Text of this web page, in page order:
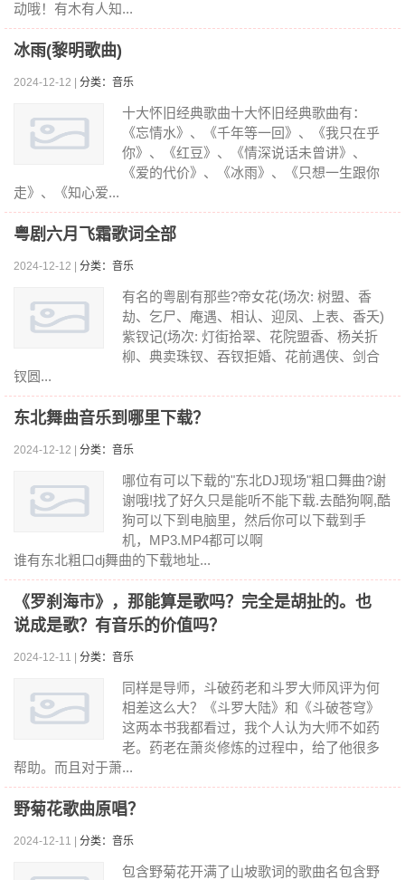
动哦！有木有人知...
冰雨(黎明歌曲)
2024-12-12 | 分类：音乐
十大怀旧经典歌曲十大怀旧经典歌曲有：
《忘情水》、《千年等一回》、《我只在乎
你》、《红豆》、《情深说话未曾讲》、
《爱的代价》、《冰雨》、《只想一生跟你
走》、《知心爱...
粤剧六月飞霜歌词全部
2024-12-12 | 分类：音乐
有名的粤剧有那些?帝女花(场次: 树盟、香
劫、乞尸、庵遇、相认、迎凤、上表、香夭)
紫钗记(场次: 灯街拾翠、花院盟香、杨关折
柳、典卖珠钗、吞钗拒婚、花前遇侠、剑合
钗圆...
东北舞曲音乐到哪里下载？
2024-12-12 | 分类：音乐
哪位有可以下载的"东北DJ现场"粗口舞曲?谢
谢哦!找了好久只是能听不能下载.去酷狗啊,酷
狗可以下到电脑里，然后你可以下载到手
机，MP3.MP4都可以啊
谁有东北粗口dj舞曲的下载地址...
《罗刹海市》，那能算是歌吗？完全是胡扯的。也
说成是歌？有音乐的价值吗？
2024-12-11 | 分类：音乐
同样是导师，斗破药老和斗罗大师风评为何
相差这么大？《斗罗大陆》和《斗破苍穹》
这两本书我都看过，我个人认为大师不如药
老。药老在萧炎修炼的过程中，给了他很多
帮助。而且对于萧...
野菊花歌曲原唱？
2024-12-11 | 分类：音乐
包含野菊花开满了山坡歌词的歌曲名包含野